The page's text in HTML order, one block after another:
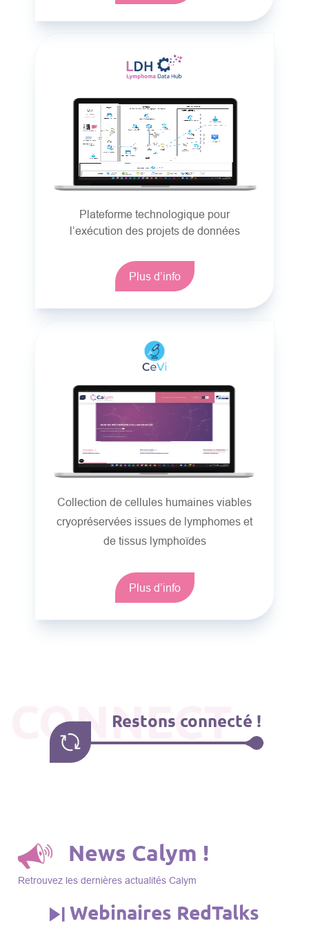
Plateforme technologique pour
l’exécution des projets de données
Plus d’info
Collection de cellules humaines viables
cryopréservées issues de lymphomes et
de tissus lymphoïdes
Plus d’info
CONNECT
Restons connecté !
News Calym !
Retrouvez les dernières actualités Calym
Webinaires RedTalks